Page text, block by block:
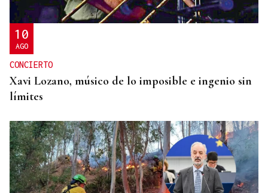
10
AGO
CONCIERTO
Xavi Lozano, músico de lo imposible e ingenio sin
límites